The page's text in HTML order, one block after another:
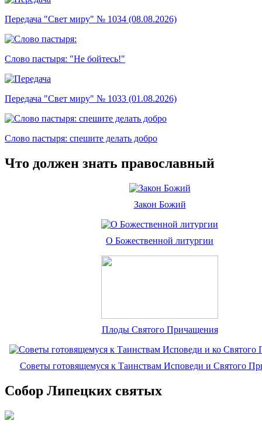
Передача "Свет миру" № 1034 (08.08.2026)
Слово пастыря: "Не бойтесь!"
Передача "Свет миру" № 1033 (01.08.2026)
Слово пастыря: спешите делать добро
Что должен знать православный
Закон Божий
О Божественной литургии
Плоды Святого Причащения
Советы готовящемуся к Таинствам Исповеди и Святого
Собор Липецких святых